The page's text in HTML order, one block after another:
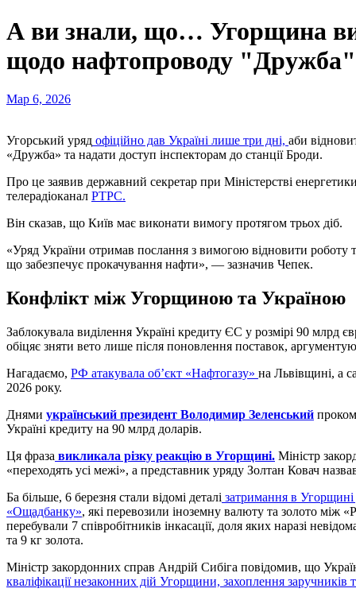
А ви знали, що… Угорщина
щодо нафтопроводу
Мар 6, 2026
Угорський уряд офіційно дав Україні лише три дні, аби
«Дружба» та надати доступ інспекторам до станції Броди.
Про це заявив державний секретар при Міністерстві
телерадіоканал РТРС.
Він сказав, що Київ має виконати вимогу протягом трьох діб.
«Уряд України отримав послання з вимогою відновити роботу
що забезпечує прокачування нафти», — зазначив Чепек.
Конфлікт між Угорщиною та Україною
Заблокувала виділення Україні кредиту ЄС у розмірі 90 млрд
обіцяє зняти вето лише після поновлення поставок,
Нагадаємо, РФ атакувала об’єкт «Нафтогазу» на Львівщині, а
2026 року.
Днями український президент Володимир Зеленський
Україні кредиту на 90 млрд доларів.
Ця фраза викликала різку реакцію в Угорщині. Міністр
«переходять усі межі», а представник уряду Золтан Ковач
Ба більше, 6 березня стали відомі деталі затримання в Угорщині
«Ощадбанку», які перевозили іноземну валюту та золото
перебували 7 співробітників інкасації, доля яких наразі
та 9 кг золота.
Міністр закордонних справ Андрій Сибіга повідомив, що
кваліфікації незаконних дій Угорщини, захоплення заручників